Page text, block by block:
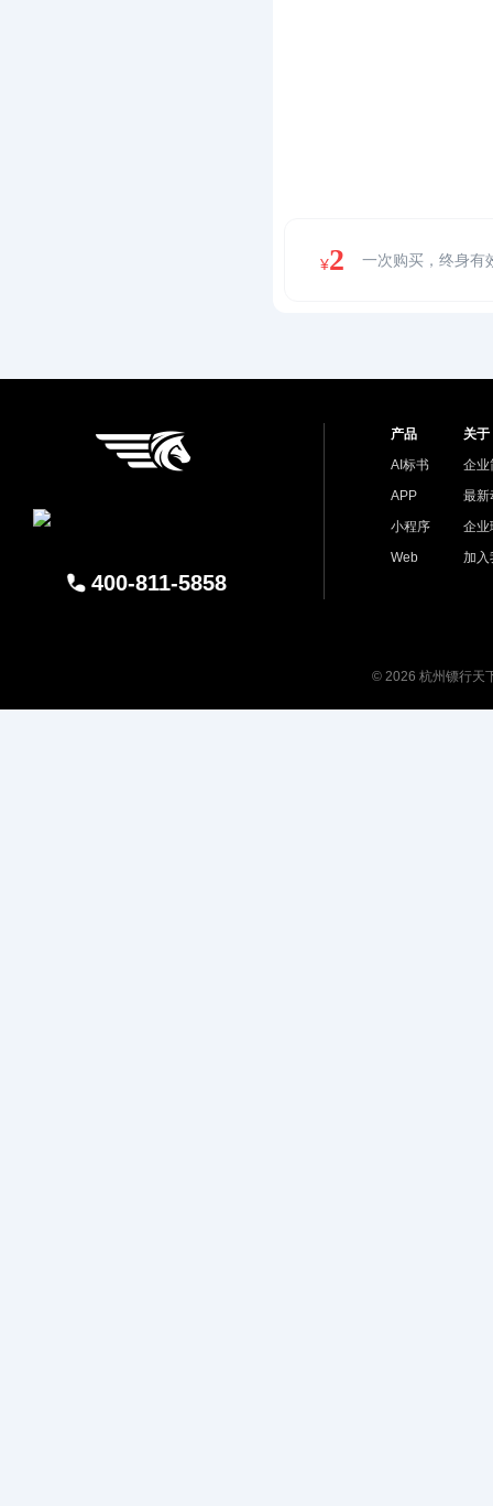
¥2 一次购买，终身有
400-811-5858
产品
AI标书
APP
小程序
Web
关于
企业
最新
企业
加入
© 2026 杭州镖行天